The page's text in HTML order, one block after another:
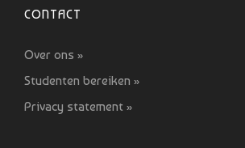
CONTACT
Over ons »
Studenten bereiken »
Privacy statement »